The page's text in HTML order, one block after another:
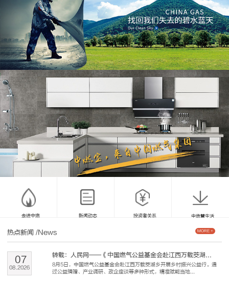
走进中燃 新闻动态 投资者关系 中燃慧生活
热点新闻 /News
转载：人民网——《中国燃气公益基金会赴江西万载茭湖...
8月5日，中国燃气公益基金会赴江西万载茭湖乡开展乡村振兴公益行。通
过公益捐赠、产业调研、政企座谈等多种形式，精准赋能当地...
08.2026
07
MORE +